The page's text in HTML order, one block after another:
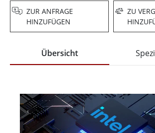
ZUR ANFRAGE
HINZUFÜGEN
ZU
Übersicht